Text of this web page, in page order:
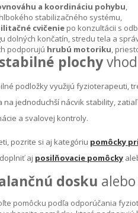
a koordináciu pohybu,
stabilizačného systému,
cvičenie po konzultácii s
dolných končatín, stredu tela a
podporujú hrubú motoriku,
plochy
podložky využijú fyzioterapeuti,
jednoduchší nácvik stability,
a svalovej kontroly.
pozrite si aj kategóriu pomôcky
aj posilňovacie pomôcky
dosku
pomôcku podľa odporúčania